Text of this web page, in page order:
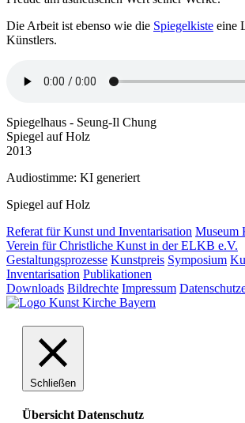
Die Arbeit ist ebenso wie die Spiegelkiste eine
Künstlers.
Spiegelhaus - Seung-Il Chung
Spiegel auf Holz
2013
Audiostimme: KI generiert
Spiegel auf Holz
Referat für Kunst und Inventarisation Museum
Verein für Christliche Kunst in der ELKB e.V.
Gestaltungsprozesse Kunstpreis Symposium
Inventarisation Publikationen
Downloads Bildrechte Impressum
Schließen
Übersicht Datenschutz